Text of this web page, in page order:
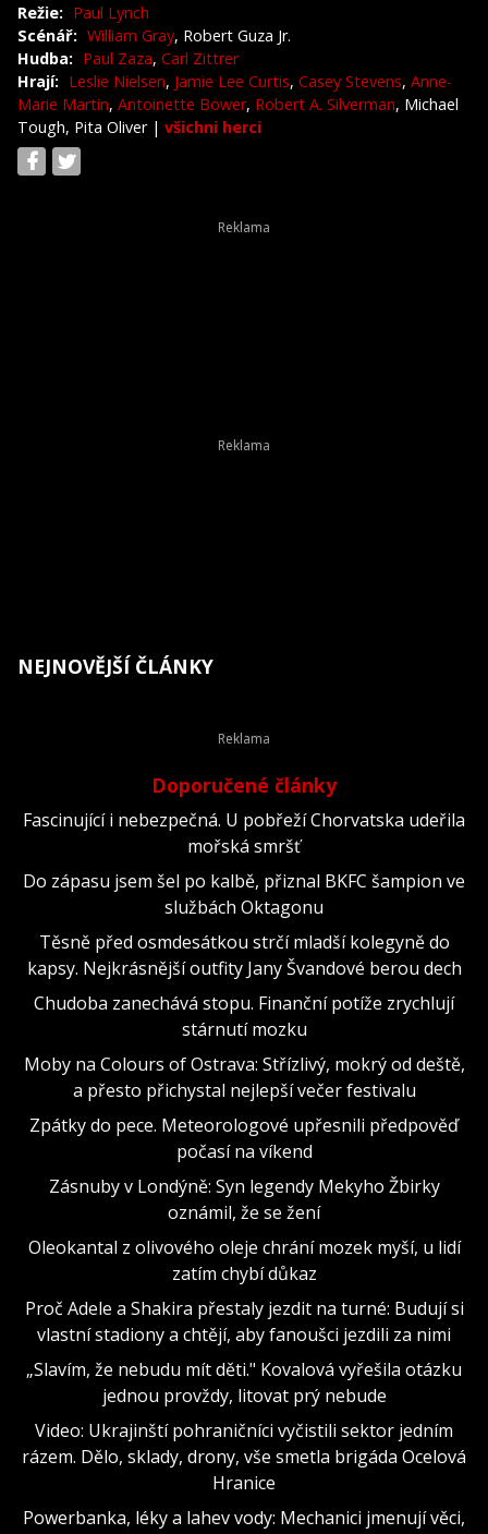
Režie: Paul Lynch
Scénář: William Gray, Robert Guza Jr.
Hudba: Paul Zaza, Carl Zittrer
Hrají: Leslie Nielsen, Jamie Lee Curtis, Casey Stevens, Anne-
Marie Martin, Antoinette Bower, Robert A. Silverman, Michael
Tough, Pita Oliver | všichni herci
NEJNOVĚJŠÍ ČLÁNKY
Doporučené články
Fascinující i nebezpečná. U pobřeží Chorvatska udeřila
mořská smršť
Do zápasu jsem šel po kalbě, přiznal BKFC šampion ve
službách Oktagonu
Těsně před osmdesátkou strčí mladší kolegyně do
kapsy. Nejkrásnější outfity Jany Švandové berou dech
Chudoba zanechává stopu. Finanční potíže zrychlují
stárnutí mozku
Moby na Colours of Ostrava: Střízlivý, mokrý od deště,
a přesto přichystal nejlepší večer festivalu
Zpátky do pece. Meteorologové upřesnili předpověď
počasí na víkend
Zásnuby v Londýně: Syn legendy Mekyho Žbirky
oznámil, že se žení
Oleokantal z olivového oleje chrání mozek myší, u lidí
zatím chybí důkaz
Proč Adele a Shakira přestaly jezdit na turné: Budují si
vlastní stadiony a chtějí, aby fanoušci jezdili za nimi
„Slavím, že nebudu mít děti." Kovalová vyřešila otázku
jednou provždy, litovat prý nebude
Video: Ukrajinští pohraničníci vyčistili sektor jedním
rázem. Dělo, sklady, drony, vše smetla brigáda Ocelová
Hranice
Powerbanka, léky a lahev vody: Mechanici jmenují věci,